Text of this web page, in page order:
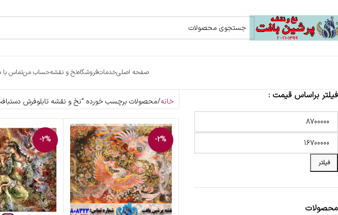
صفحه اصلیخدماتفروشگاهنخ و نقشهحساب منتماس با
فیلتر براساس قیمت :
فیلتر
محصولات
خانه محصولات برچسب خورده “نخ و نقشه تابلوفرش دستبافت
-2%
-2%